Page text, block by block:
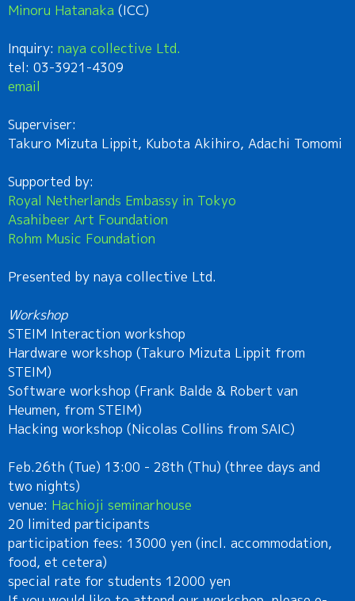
Minoru Hatanaka(ICC)
Inquiry: naya collective Ltd.
tel: 03-3921-4309
email
Superviser:
Takuro Mizuta Lippit, Kubota Akihiro, Adachi Tomomi
Supported by:
Royal Netherlands Embassy in Tokyo
Asahibeer Art Foundation
Rohm Music Foundation
Presented by naya collective Ltd.
Workshop
STEIM Interaction workshop
Hardware workshop (Takuro Mizuta Lippit from
STEIM)
Software workshop (Frank Balde & Robert van
Heumen, from STEIM)
Hacking workshop (Nicolas Collins from SAIC)
Feb.26th (Tue) 13:00 - 28th (Thu) (three days and
two nights)
venue: Hachioji seminarhouse
20 limited participants
participation fees: 13000 yen (incl. accommodation,
food, et cetera)
special rate for students 12000 yen